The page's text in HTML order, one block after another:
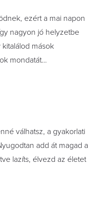
ezért a mai napon
nagyon jó helyzetbe
mások
mondatát…
válhatsz, a gyakorlati
add át magad a
lazíts, élvezd az életet